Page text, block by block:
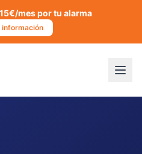
mes por tu alarma